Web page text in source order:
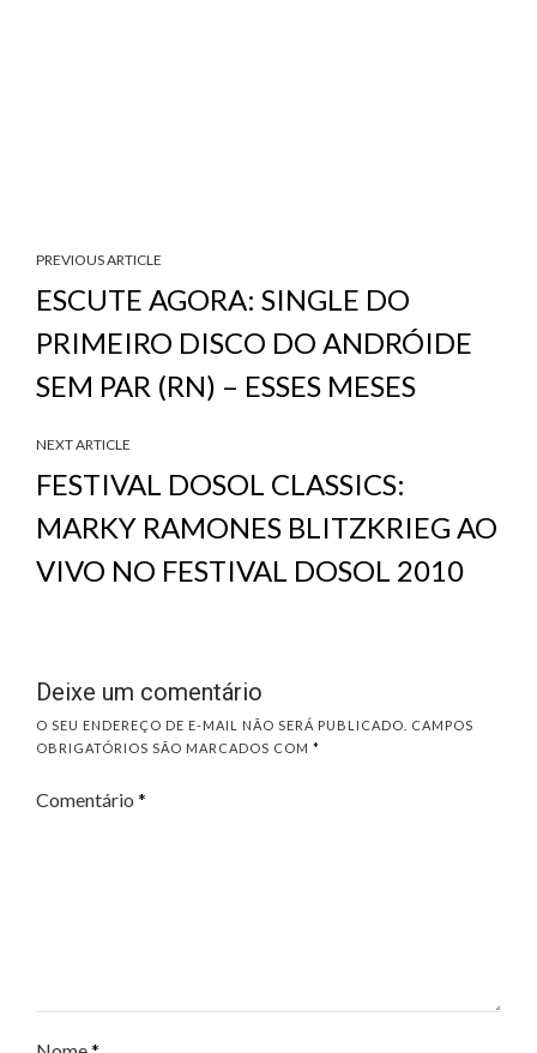
PREVIOUS ARTICLE
ESCUTE AGORA: SINGLE DO
PRIMEIRO DISCO DO ANDRÓIDE
SEM PAR (RN) – ESSES MESES
NEXT ARTICLE
FESTIVAL DOSOL CLASSICS:
MARKY RAMONES BLITZKRIEG AO
VIVO NO FESTIVAL DOSOL 2010
Deixe um comentário
O SEU ENDEREÇO DE E-MAIL NÃO SERÁ PUBLICADO.
CAMPOS
OBRIGATÓRIOS SÃO MARCADOS COM *
Comentário *